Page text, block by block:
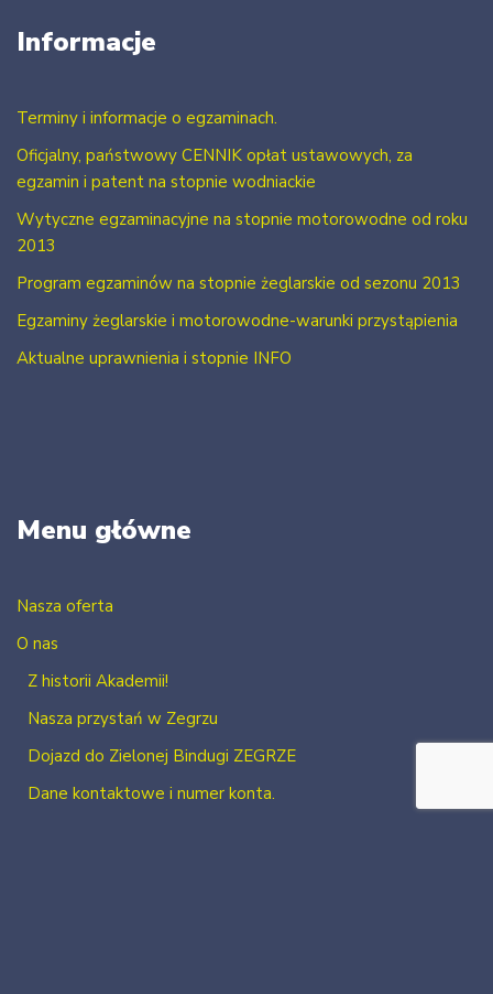
Informacje
Terminy i informacje o egzaminach.
Oficjalny, państwowy CENNIK opłat ustawowych, za
egzamin i patent na stopnie wodniackie
Wytyczne egzaminacyjne na stopnie motorowodne od roku
2013
Program egzaminów na stopnie żeglarskie od sezonu 2013
Egzaminy żeglarskie i motorowodne-warunki przystąpienia
Aktualne uprawnienia i stopnie INFO
Menu główne
Nasza oferta
O nas
Z historii Akademii!
Nasza przystań w Zegrzu
Dojazd do Zielonej Bindugi ZEGRZE
Dane kontaktowe i numer konta.